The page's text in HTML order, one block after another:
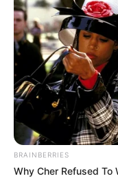
BRAINBERRIES
Why Cher Refused To